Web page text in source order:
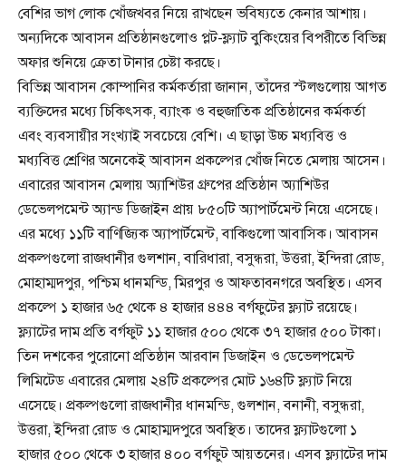
বেশির ভাগ লোক খোঁজখবর নিয়ে রাখছেন ভবিষ্যতে কেনার আশায়।
অন্যদিকে আবাসন প্রতিষ্ঠানগুলোও প্লট-ফ্ল্যাট বুকিংয়ের বিপরীতে বিভিন্ন
অফার শুনিয়ে ক্রেতা টানার চেষ্টা করছে।
বিভিন্ন আবাসন কোম্পানির কর্মকর্তারা জানান, তাঁদের স্টলগুলোয় আগত
ব্যক্তিদের মধ্যে চিকিৎসক, ব্যাংক ও বহুজাতিক প্রতিষ্ঠানের কর্মকর্তা
এবং ব্যবসায়ীর সংখ্যাই সবচেয়ে বেশি। এ ছাড়া উচ্চ মধ্যবিত্ত ও
মধ্যবিত্ত শ্রেণির অনেকেই আবাসন প্রকল্পের খোঁজ নিতে মেলায় আসেন।
এবারের আবাসন মেলায় অ্যাশিউর গ্রুপের প্রতিষ্ঠান অ্যাশিউর
ডেভেলপমেন্ট অ্যান্ড ডিজাইন প্রায় ৮৫০টি অ্যাপার্টমেন্ট নিয়ে এসেছে।
এর মধ্যে ১১টি বাণিজ্যিক অ্যাপার্টমেন্ট, বাকিগুলো আবাসিক। আবাসন
প্রকল্পগুলো রাজধানীর গুলশান, বারিধারা, বসুন্ধরা, উত্তরা, ইন্দিরা রোড,
মোহাম্মদপুর, পশ্চিম ধানমন্ডি, মিরপুর ও আফতাবনগরে অবস্থিত। এসব
প্রকল্পে ১ হাজার ৬৫ থেকে ৪ হাজার ৪৪৪ বর্গফুটের ফ্ল্যাট রয়েছে।
ফ্ল্যাটের দাম প্রতি বর্গফুট ১১ হাজার ৫০০ থেকে ৩৭ হাজার ৫০০ টাকা।
তিন দশকের পুরোনো প্রতিষ্ঠান আরবান ডিজাইন ও ডেভেলপমেন্ট
লিমিটেড এবারের মেলায় ২৪টি প্রকল্পের মোট ১৬৪টি ফ্ল্যাট নিয়ে
এসেছে। প্রকল্পগুলো রাজধানীর ধানমন্ডি, গুলশান, বনানী, বসুন্ধরা,
উত্তরা, ইন্দিরা রোড ও মোহাম্মদপুরে অবস্থিত। তাদের ফ্ল্যাটগুলো ১
হাজার ৫০০ থেকে ৩ হাজার ৪০০ বর্গফুট আয়তনের। এসব ফ্ল্যাটের দাম